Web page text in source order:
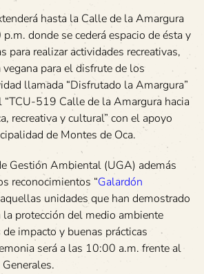
hasta la Calle de la Amargura
donde se cederá espacio de ésta y
para realizar actividades recreativas,
para el disfrute de los
llamada “Disfrutado la Amargura”
“TCU-519 Calle de la Amargura hacia
recreativa y cultural” con el apoyo
de Montes de Oca.
Gestión Ambiental (UGA) además
reconocimientos “Galardón
aquellas unidades que han demostrado
protección del medio ambiente
impacto y buenas prácticas
será a las 10:00 a.m. frente al